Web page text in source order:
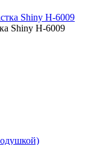
Shiny H-6009